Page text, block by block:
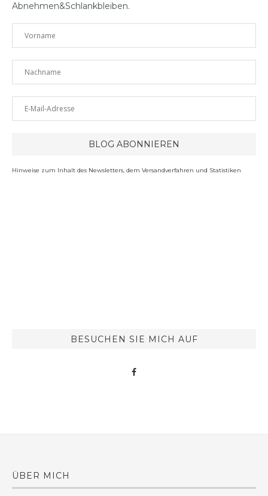
Abnehmen&Schlankbleiben.
Hinweise zum Inhalt des Newsletters, dem Versandverfahren und Statistiken
BESUCHEN SIE MICH AUF
ÜBER MICH